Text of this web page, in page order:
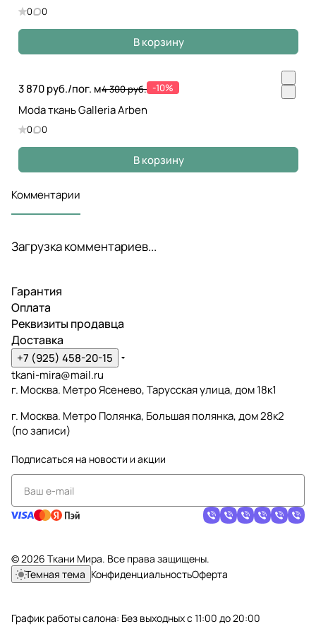
0 0
В корзину
3 870 руб./пог. м4 300 руб. -10%
Moda ткань Galleria Arben
0 0
В корзину
Комментарии
Загрузка комментариев...
Гарантия
Оплата
Реквизиты продавца
Доставка
+7 (925) 458-20-15
tkani-mira@mail.ru
г. Москва. Метро Ясенево, Тарусская улица, дом 18к1
г. Москва. Метро Полянка, Большая полянка, дом 28к2
(по записи)
Подписаться на новости и акции
© 2026 Ткани Мира. Все права защищены.
Темная тема КонфиденциальностьОферта
График работы салона: Без выходных с 11:00 до 20:00